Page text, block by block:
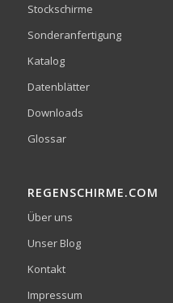
Stockschirme
Sonderanfertigung
Katalog
Datenblätter
Downloads
Glossar
REGENSCHIRME.COM
Über uns
Unser Blog
Kontakt
Impressum